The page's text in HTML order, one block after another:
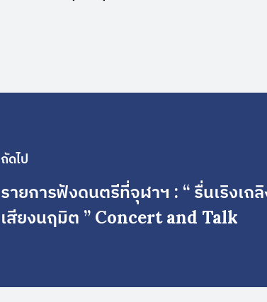
ถัดไป
รายการฟังดนตรีที่จุฬาฯ : “ รื่นเริงเถ
เสียงนฤมิต ” Concert and Talk